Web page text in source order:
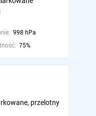
998 hPa
75%
przelotny